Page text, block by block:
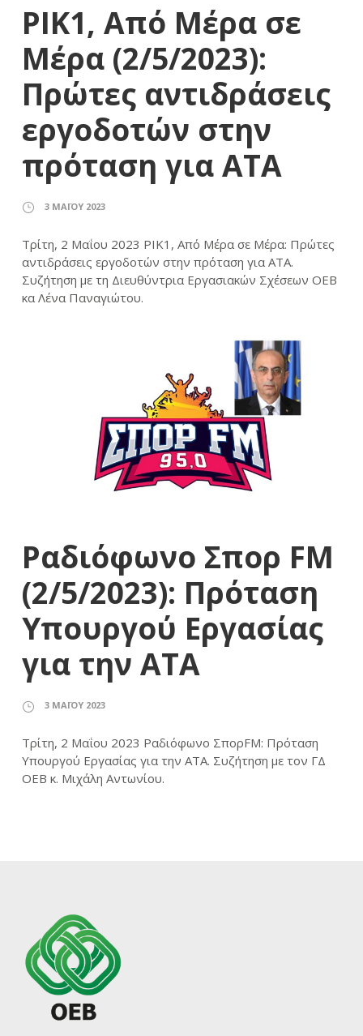
ΡΙΚ1, Από Μέρα σε
Μέρα (2/5/2023):
Πρώτες αντιδράσεις
εργοδοτών στην
πρόταση για ΑΤΑ
3 ΜΑΪ́ΟΥ 2023
Τρίτη, 2 Μαΐου 2023 ΡΙΚ1, Από Μέρα σε Μέρα: Πρώτες
αντιδράσεις εργοδοτών στην πρόταση για ΑΤΑ.
Συζήτηση με τη Διευθύντρια Εργασιακών Σχέσεων ΟΕΒ
κα Λένα Παναγιώτου.
Ραδιόφωνο Σπορ FM
(2/5/2023): Πρόταση
Υπουργού Εργασίας
για την ΑΤΑ
3 ΜΑΪ́ΟΥ 2023
Τρίτη, 2 Μαΐου 2023 Ραδιόφωνο ΣπορFM: Πρόταση
Υπουργού Εργασίας για την ΑΤΑ. Συζήτηση με τον ΓΔ
ΟΕΒ κ. Μιχάλη Αντωνίου.